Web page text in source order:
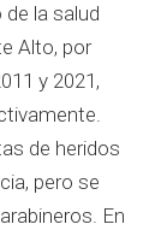
la salud
Alto, por
y 2021,
de heridos
pero se
En